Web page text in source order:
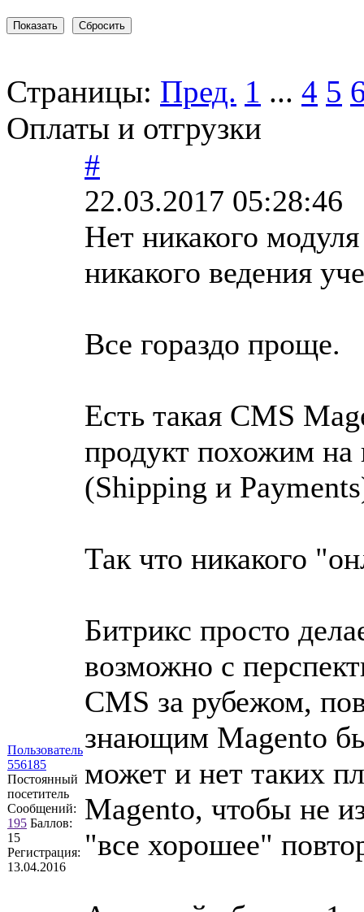
Страницы: Пред. 1 ... 4 5
Оплаты и отгрузки
Пользователь
556185
Постоянный
посетитель
Сообщений:
195 Баллов:
15
Регистрация:
13.04.2016
#
22.03.2017 05:28:46
Нет никакого
никакого ведения
Все гораздо проще.
Есть такая CMS
продукт похожим на
(Shipping и
Так что никакого
Битрикс просто
возможно с
CMS за рубежом,
знающим Magento
может и нет таких
Magento, чтобы не
"все хорошее"